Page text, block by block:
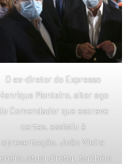
O ex-diretor do Expresso
Henrique Monteiro, alter ego
Comendador que escreve
cartas, assistiu à
apresentação. João Vieira
atual diretor, também